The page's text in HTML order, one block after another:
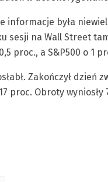
informacje była
sesji na Wall Street
proc., a S&P500 o 1
Zakończył dzień
proc. Obroty wyniosły